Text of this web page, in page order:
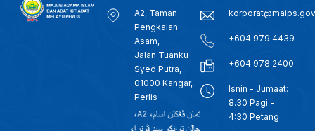
A2, Taman
Pengkalan
Asam,
Jalan Tuanku
Syed Putra,
01000 Kangar,
Perlis
+604 979 4439
+604 978 2400
Isnin - Jumaat:
8.30 Pagi -
4:30 Petang